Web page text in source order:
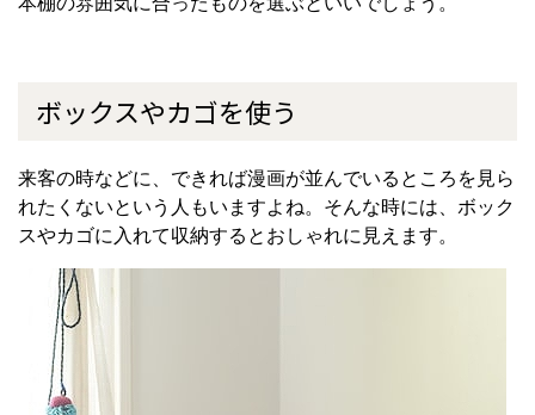
ボックスやカゴを使う
来客の時などに、できれば漫画が並んでいるところを見ら
れたくないという人もいますよね。そんな時には、ボック
スやカゴに入れて収納するとおしゃれに見えます。